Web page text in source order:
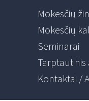
Mokesčių
Mokesčių
Seminarai
Kontaktai /